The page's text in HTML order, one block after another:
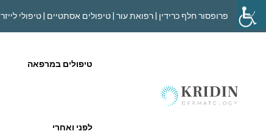
פרופסור חלף כרידין | רפואת עור | טיפולים אסתטיים | טיפולי לייזר
טיפולים במרפאה
לפני ואחרי